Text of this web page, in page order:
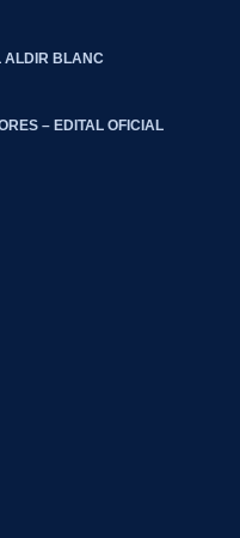
ALDIR BLANC
– EDITAL OFICIAL